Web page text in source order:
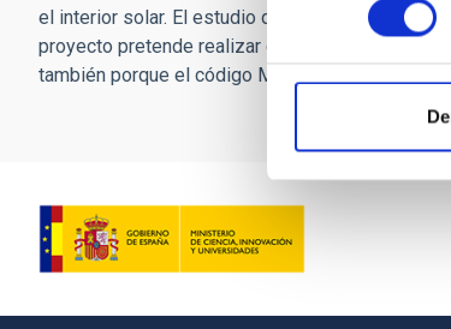
el interior solar. El estudio de estos efectos se
proyecto pretende realizar contribuciones
también porque el código Mancha está